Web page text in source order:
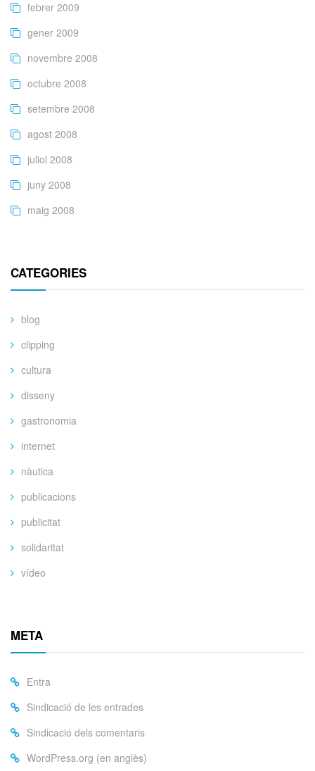
febrer 2009
gener 2009
novembre 2008
octubre 2008
setembre 2008
agost 2008
juliol 2008
juny 2008
maig 2008
CATEGORIES
blog
clipping
cultura
disseny
gastronomia
internet
nàutica
publicacions
publicitat
solidaritat
vídeo
META
Entra
Sindicació de les entrades
Sindicació dels comentaris
WordPress.org (en anglès)